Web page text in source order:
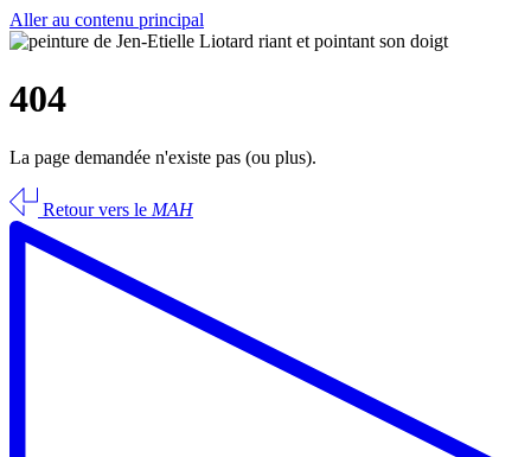
Aller au contenu principal
404
La page demandée n'existe pas (ou plus).
Retour vers le MAH